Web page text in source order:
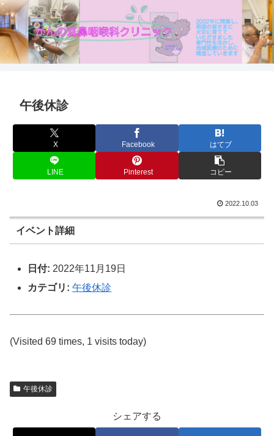
午後休診
X Facebook はてブ
LINE Pinterest コピー
2022.10.03
イベント詳細
日付: 2022年11月19日
カテゴリ: 午後休診
(Visited 69 times, 1 visits today)
午後休診
シェアする